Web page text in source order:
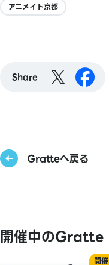
アニメイト京都
Share
Gratteへ戻る
開催中のGratte